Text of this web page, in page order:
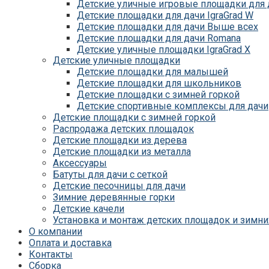
Детские уличные игровые площадки для
Детские площадки для дачи IgraGrad W
Детские площадки для дачи Выше всех
Детские площадки для дачи Romana
Детские уличные площадки IgraGrad X
Детские площадки для дачи ЛЕГЕНДА
Детские площадки Савушка 4 Сезона
Детские площадки Савушка Мастер
Детские площадки Савушка Мастер
Детские площадки Савушка Мастер 4
Детские площадки Савушка Мастер
Детские площадки Савушка ХИТ
Детские площадки IgraGrad Игруня
Детские площадки для дачи Савушка База
Детские площадки Савушка Бэби Плэй
Детские площадки IgraGrad Старт
Детские площадки для дачи Вертикаль
Детские площадки для дачи Савушка
Детские площадки для дачи ЛЕГЕНДА
Детские площадки Савушка Блэк
Детские площадки Савушка Блэк Эдишн
Детские площадки для дачи Формула
Детские уличные площадки
Детские площадки для малышей
Детские площадки для школьников
Детские площадки с зимней горкой
Детские спортивные комплексы для дачи
Детские площадки с зимней горкой
Распродажа детских площадок
Детские площадки из дерева
Детские площадки из металла
Аксессуары
Батуты для дачи с сеткой
Детские песочницы для дачи
Зимние деревянные горки
Детские качели
Установка и монтаж детских площадок и
О компании
Оплата и доставка
Контакты
Сборка